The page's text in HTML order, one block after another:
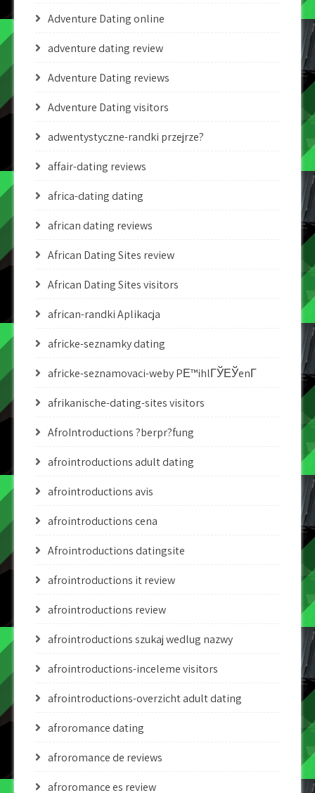
Adventure Dating online
adventure dating review
Adventure Dating reviews
Adventure Dating visitors
adwentystyczne-randki przejrze?
affair-dating reviews
africa-dating dating
african dating reviews
African Dating Sites review
African Dating Sites visitors
african-randki Aplikacja
africke-seznamky dating
africke-seznamovaci-weby PЕ™ihlГЎЕЎenГ­
afrikanische-dating-sites visitors
AfroIntroductions ?berpr?fung
afrointroductions adult dating
afrointroductions avis
afrointroductions cena
Afrointroductions datingsite
afrointroductions it review
afrointroductions review
afrointroductions szukaj wedlug nazwy
afrointroductions-inceleme visitors
afrointroductions-overzicht adult dating
afroromance dating
afroromance de reviews
afroromance es review